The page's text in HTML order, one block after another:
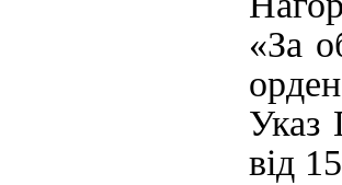
«За
Указ
від